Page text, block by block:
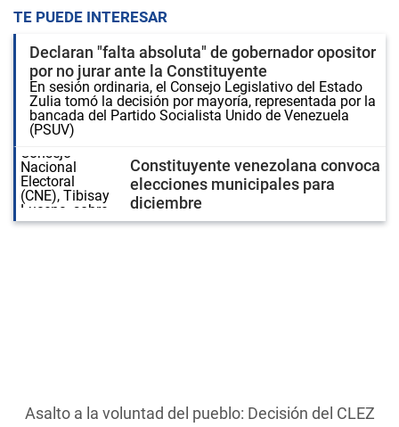
TE PUEDE INTERESAR
Declaran "falta absoluta" de gobernador opositor
por no jurar ante la Constituyente
En sesión ordinaria, el Consejo Legislativo del Estado
Zulia tomó la decisión por mayoría, representada por la
bancada del Partido Socialista Unido de Venezuela
(PSUV)
Constituyente venezolana convoca
elecciones municipales para
diciembre
Asalto a la voluntad del pueblo: Decisión del CLEZ